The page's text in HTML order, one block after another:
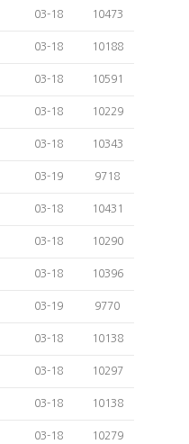
03-18 10473
03-18 10188
03-18 10591
03-18 10229
03-18 10343
03-19 9718
03-18 10431
03-18 10290
03-18 10396
03-19 9770
03-18 10138
03-18 10297
03-18 10138
03-18 10279